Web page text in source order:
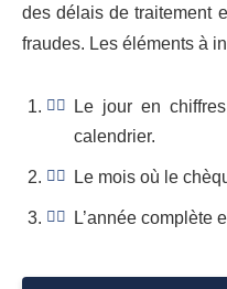
des délais de traitement
fraudes. Les éléments à
Le jour en
calendrier.
Le mois où le
L’année complète